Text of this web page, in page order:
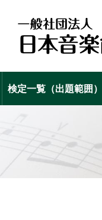
検定一覧（出題範囲）